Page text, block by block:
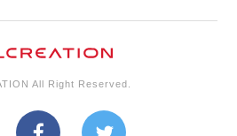
All Right Reserved.